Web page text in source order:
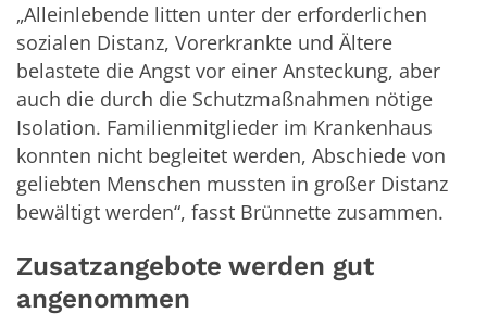
„Alleinlebende litten unter der erforderlichen
sozialen Distanz, Vorerkrankte und Ältere
belastete die Angst vor einer Ansteckung, aber
auch die durch die Schutzmaßnahmen nötige
Isolation. Familienmitglieder im Krankenhaus
konnten nicht begleitet werden, Abschiede von
geliebten Menschen mussten in großer Distanz
bewältigt werden“, fasst Brünnette zusammen.
Zusatzangebote werden gut
angenommen